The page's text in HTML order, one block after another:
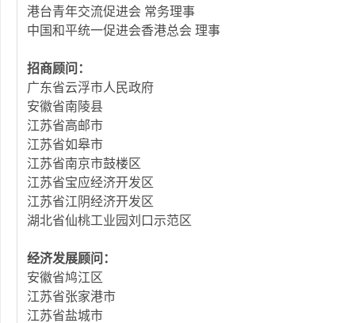
港台青年交流促进会 常务理事
中国和平统一促进会香港总会 理事
招商顾问：
广东省云浮市人民政府
安徽省南陵县
江苏省高邮市
江苏省如皋市
江苏省南京市鼓楼区
江苏省宝应经济开发区
江苏省江阴经济开发区
湖北省仙桃工业园刘口示范区
经济发展顾问：
安徽省鸠江区
江苏省张家港市
江苏省盐城市